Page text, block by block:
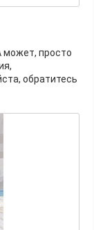
может, просто
обратитесь